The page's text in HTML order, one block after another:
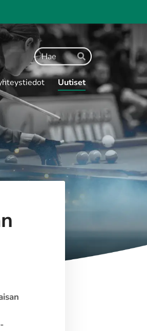
Haku
Hae
Uutiset